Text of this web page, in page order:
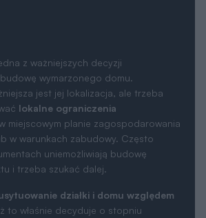
z ważniejszych decyzji
wymarzonego domu.
jest jej lokalizacja, ale trzeba
lokalne ograniczenia
miejscowym planie zagospodarowania
w warunkach zabudowy. Często
uniemożliwiają budowę
i trzeba szukać dalej.
działki i domu względem
to właśnie decyduje o stopniu